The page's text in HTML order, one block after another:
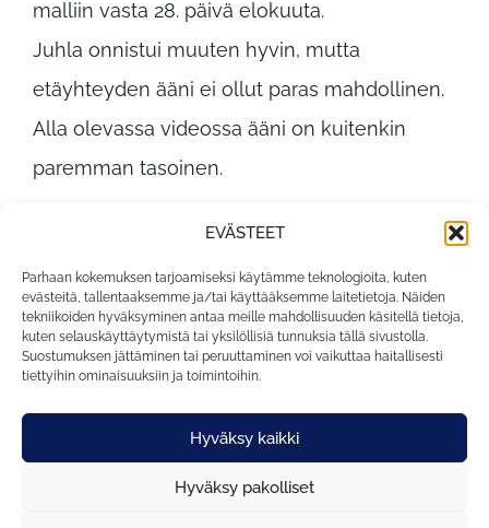
EVÄSTEET
Parhaan kokemuksen tarjoamiseksi käytämme teknologioita, kuten
evästeitä, tallentaaksemme ja/tai käyttääksemme laitetietoja. Näiden
tekniikoiden hyväksyminen antaa meille mahdollisuuden käsitellä tietoja,
kuten selauskäyttäytymistä tai yksilöllisiä tunnuksia tällä sivustolla.
Suostumuksen jättäminen tai peruuttaminen voi vaikuttaa haitallisesti
tiettyihin ominaisuuksiin ja toimintoihin.
Hyväksy kaikki
Hyväksy pakolliset
malliin vasta 28. päivä elokuuta.
Juhla onnistui muuten hyvin, mutta
etäyhteyden ääni ei ollut paras mahdollinen.
Alla olevassa videossa ääni on kuitenkin
paremman tasoinen.
Kauppakatu 29
050 597 1400
lukio@tornio.fi